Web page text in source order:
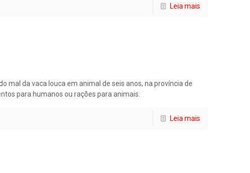
Leia mais
mal da vaca louca em animal de seis anos, na província de
para humanos ou rações para animais.
Leia mais